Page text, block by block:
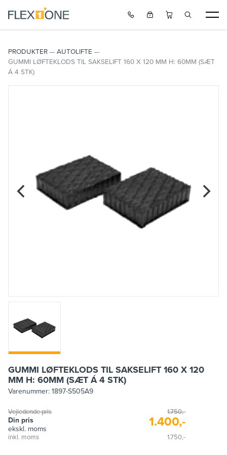
PRODUKTER
AUTOLIFTE
GUMMI LØFTEKLODS TIL SAKSELIFT 160 X 120 MM H: 60MM (SÆT
Á 4 STK)
GUMMI LØFTEKLODS TIL SAKSELIFT 160 X 120
MM H: 60MM (SÆT Á 4 STK)
Varenummer: 1897-S505A9
Vejledende pris 1.750,-
Din pris
ekskl. moms
1.400,-
inkl. moms 1.750,-